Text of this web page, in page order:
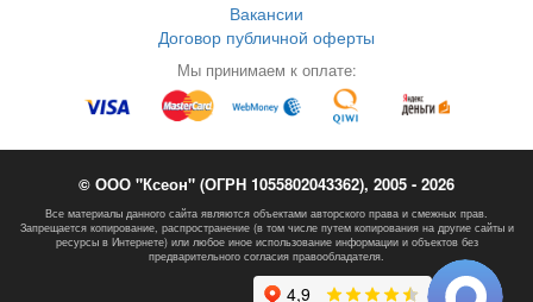
Вакансии
Договор публичной оферты
Мы принимаем к оплате:
© ООО "Ксеон" (ОГРН 1055802043362), 2005 - 2026
Все материалы данного сайта являются объектами авторского права и смежных прав.
Запрещается копирование, распространение (в том числе путем копирования на другие сайты и
ресурсы в Интернете) или любое иное использование информации и объектов без
предварительного согласия правообладателя.